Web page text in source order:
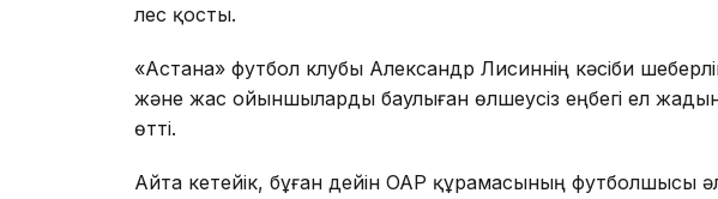
үлес қосты.
«Астана» футбол клубы Александр Лисиннің кәсіби
және жас ойыншыларды баулыған өлшеусіз еңбегі ел
өтті.
Айта кетейік, бұған дейін ОАР құрамасының футболшысы